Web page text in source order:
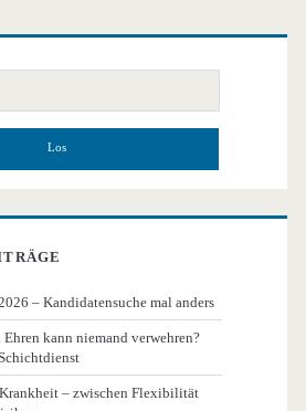
– Kandidatensuche mal anders
kann niemand verwehren?
– zwischen Flexibilität